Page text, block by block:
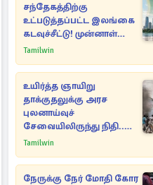
சந்தேகத்திற்கு
உட்படுத்தப்பட்ட இலங்கை
கடவுச்சீட்டு! முன்னாள்
எம்.பிக்கு
சிக்கல்
Tamilwin
உயிர்த்த ஞாயிறு
தாக்குதலுக்கு அரச
புலனாய்வுச்
சேவையிலிருந்து நிதி..
வெளியான அதிர்ச்சி
Tamilwin
நேருக்கு நேர் மோதி கோர